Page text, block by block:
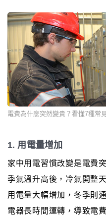
電費為什麼突然變貴？看懂7種常
1. 用電量增加
家中用電習慣改變是電費
季氣溫升高後，冷氣開整
用電量大幅增加，冬季則
電器長時間運轉，導致電